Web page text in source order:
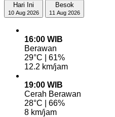
Hari Ini
10 Aug 2026
Besok
11 Aug 2026
16:00 WIB
Berawan
29°C | 61%
12.2 km/jam
19:00 WIB
Cerah Berawan
28°C | 66%
8 km/jam